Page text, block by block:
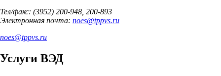
Тел/факс: (3952) 200-948, 200-893
Электронная почта: noes@tppvs.ru
noes@tppvs.ru
Услуги ВЭД